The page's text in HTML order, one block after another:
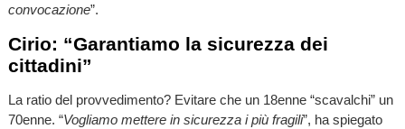
convocazione”.
Cirio: “Garantiamo la sicurezza dei
cittadini”
La ratio del provvedimento? Evitare che un 18enne “scavalchi” un
70enne. “Vogliamo mettere in sicurezza i più fragili”, ha spiegato